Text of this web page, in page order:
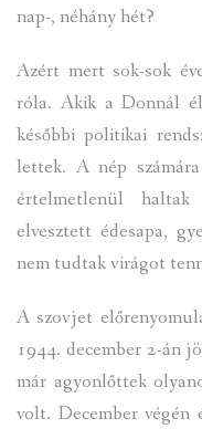
nap-, néhány hét?
Azért mert sok-sok
róla. Akik a Donnál
későbbi politikai
lettek. A nép
értelmetlenül
elvesztett édesapa,
nem tudtak virágot
A szovjet
1944. december 2-án
már agyonlőttek
volt. December végén